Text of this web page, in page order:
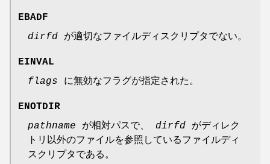
EBADF
dirfd が適切なファイルディスクリプタでない。
EINVAL
flags に無効なフラグが指定された。
ENOTDIR
pathname が相対パスで、 dirfd がディレク
トリ以外のファイルを参照しているファイルディ
スクリプタである。